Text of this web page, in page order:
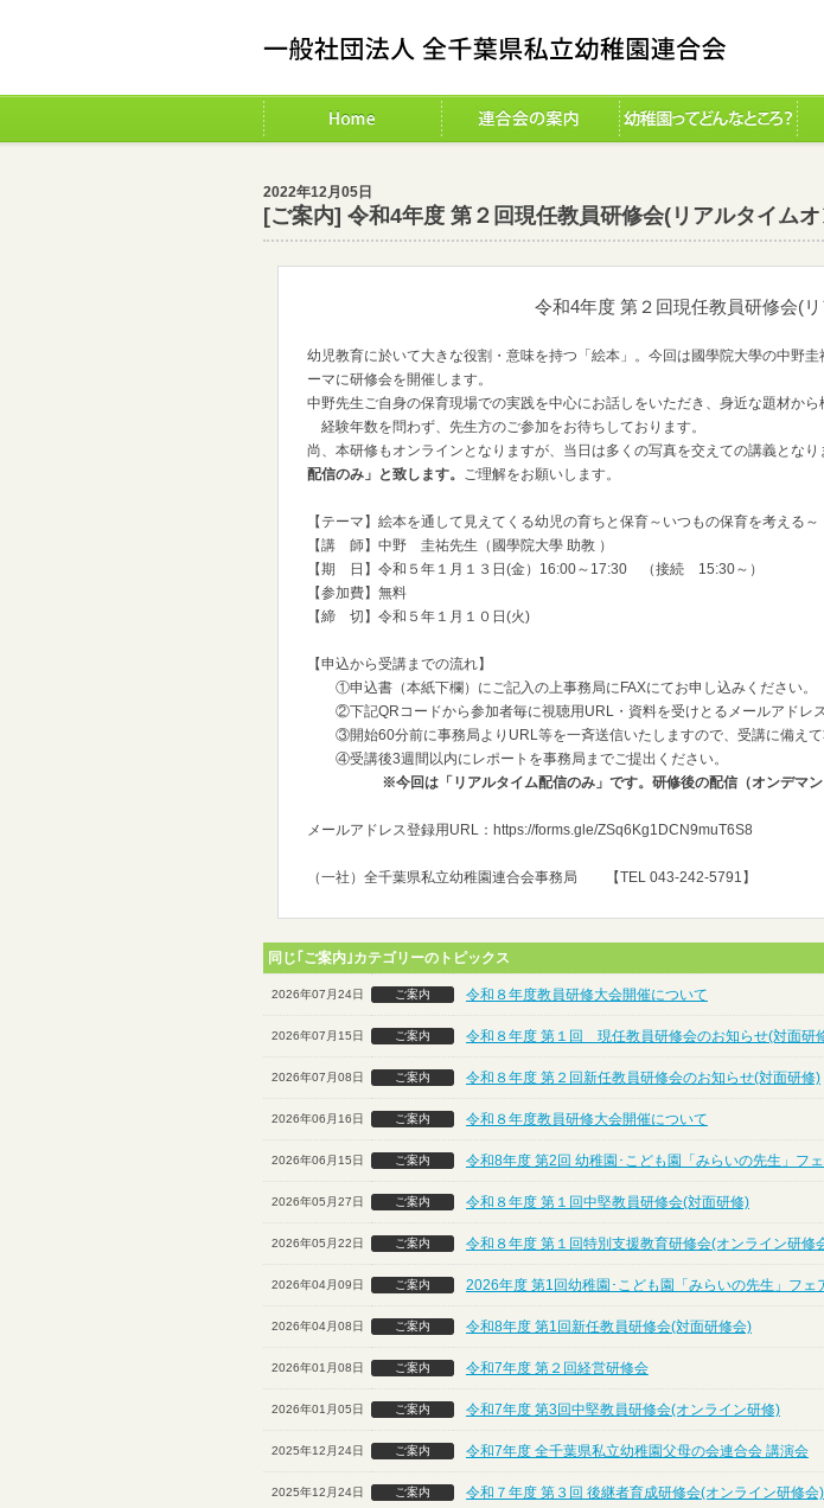
2022年12月05日
[ご案内] 令和4年度 第２回現任教員研修会(リアルタイム
令和4年度 第２回現任教員研修会(
幼児教育に於いて大きな役割・意味を持つ「絵本」。今回は國學院大學の中野
ーマに研修会を開催します。
中野先生ご自身の保育現場での実践を中心にお話しをいただき、身近な題材から
経験年数を問わず、先生方のご参加をお待ちしております。
尚、本研修もオンラインとなりますが、当日は多くの写真を交えての講義となり
配信のみ」と致します。 ご理解をお願いします。
【テーマ】絵本を通して見えてくる幼児の育ちと保育～いつもの保育を考える～
【講 師】中野 圭祐先生（國學院大學 助教 ）
【期 日】令和５年１月１３日(金）16:00～17:30 （接続 15:30～）
【参加費】無料
【締 切】令和５年１月１０日(火)
【申込から受講までの流れ】
①申込書（本紙下欄）にご記入の上事務局にFAXにてお申し込みください。
②下記QRコードから参加者毎に視聴用URL・資料を受けとるメールアドレ
③開始60分前に事務局よりURL等を一斉送信いたしますので、受講に備えて
④受講後3週間以内にレポートを事務局までご提出ください。
※今回は「リアルタイム配信のみ」です。研修後の配信（オンデマン
メールアドレス登録用URL：https://forms.gle/ZSq6Kg1DCN9muT6S8
（一社）全千葉県私立幼稚園連合会事務局 【TEL 043-242-5791】
同じ｢ご案内｣カテゴリーのトピックス
2026年07月24日 ご案内 令和８年度教員研修大会開催について
2026年07月15日 ご案内 令和８年度 第１回 現任教員研修会のお知らせ(対面研
2026年07月08日 ご案内 令和８年度 第２回新任教員研修会のお知らせ(対面研修)
2026年06月16日 ご案内 令和８年度教員研修大会開催について
2026年06月15日 ご案内 令和8年度 第2回 幼稚園･こども園「みらいの先生」フ
2026年05月27日 ご案内 令和８年度 第１回中堅教員研修会(対面研修)
2026年05月22日 ご案内 令和８年度 第１回特別支援教育研修会(オンライン研修
2026年04月09日 ご案内 2026年度 第1回幼稚園･こども園「みらいの先生」フェ
2026年04月08日 ご案内 令和8年度 第1回新任教員研修会(対面研修会)
2026年01月08日 ご案内 令和7年度 第２回経営研修会
2026年01月05日 ご案内 令和7年度 第3回中堅教員研修会(オンライン研修)
2025年12月24日 ご案内 令和7年度 全千葉県私立幼稚園父母の会連合会 講演会
2025年12月24日 ご案内 令和７年度 第３回 後継者育成研修会(オンライン研修会)